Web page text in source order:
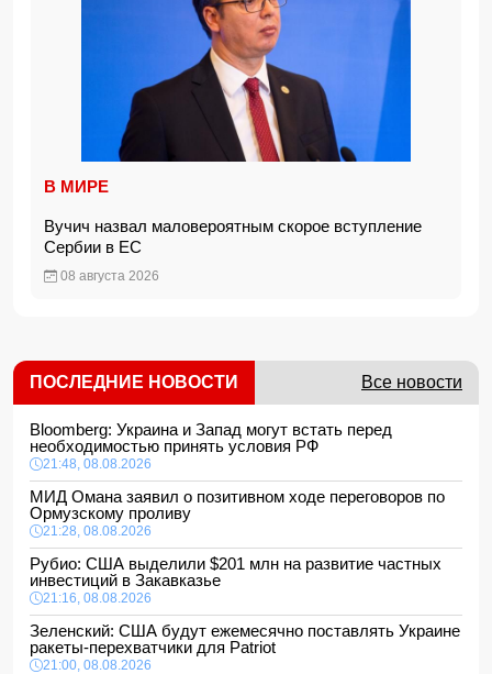
В МИРЕ
Вучич назвал маловероятным скорое вступление
Сербии в ЕС
08 августа 2026
ПОСЛЕДНИЕ НОВОСТИ Все новости
Bloomberg: Украина и Запад могут встать перед
необходимостью принять условия РФ
21:48, 08.08.2026
МИД Омана заявил о позитивном ходе переговоров по
Ормузскому проливу
21:28, 08.08.2026
Рубио: США выделили $201 млн на развитие частных
инвестиций в Закавказье
21:16, 08.08.2026
Зеленский: США будут ежемесячно поставлять Украине
ракеты-перехватчики для Patriot
21:00, 08.08.2026